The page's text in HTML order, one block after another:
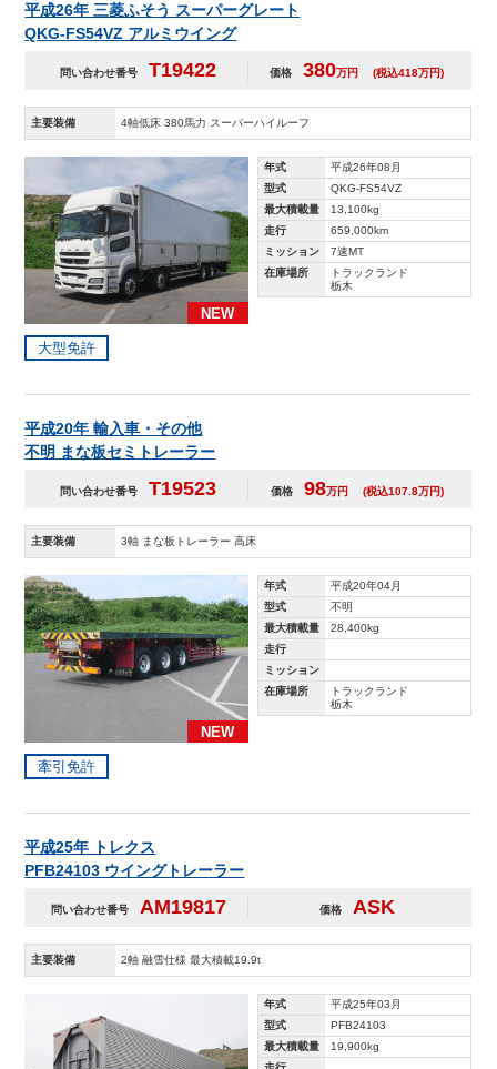
平成26年 三菱ふそう スーパーグレート
QKG-FS54VZ アルミウイング
問い合わせ番号 T19422 価格 380万円 (税込418万円)
主要装備 4軸低床 380馬力 スーパーハイルーフ
NEW
年式
平成26年08月
型式
QKG-FS54VZ
最大積載量
13,100kg
走行
659,000km
ミッション
7速MT
在庫場所
トラックランド
栃木
大型免許
平成20年 輸入車・その他
不明 まな板セミトレーラー
問い合わせ番号 T19523 価格 98万円 (税込107.8万円)
主要装備 3軸 まな板トレーラー 高床
NEW
年式
平成20年04月
型式
不明
最大積載量
28,400kg
走行
ミッション
在庫場所
トラックランド
栃木
牽引免許
平成25年 トレクス
PFB24103 ウイングトレーラー
問い合わせ番号 AM19817 価格 ASK
主要装備 2軸 融雪仕様 最大積載19.9t
年式
平成25年03月
型式
PFB24103
最大積載量
19,900kg